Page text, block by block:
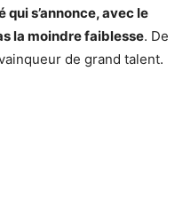
s’annonce, avec le
la moindre faiblesse. De
de grand talent.